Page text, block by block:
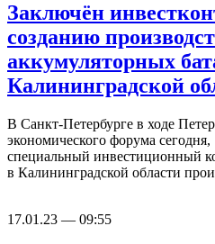
Заключён
созданию
аккумуляторных
Калининградской
В Санкт-Петербурге в ходе
экономического форума
специальный инвестиционный
в Калининградской области
17.01.23 — 09:55